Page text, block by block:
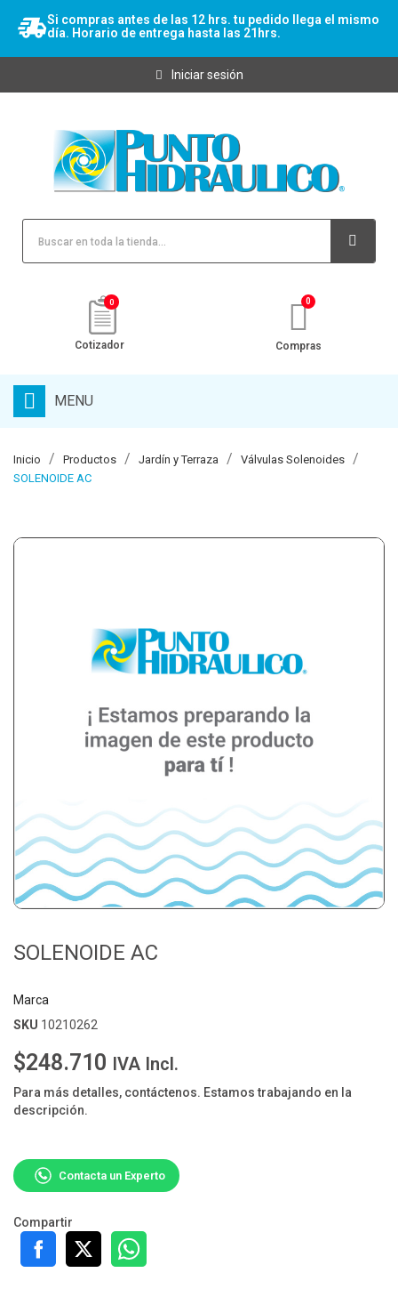
Si compras antes de las 12 hrs. tu pedido llega el mismo
día. Horario de entrega hasta las 21hrs.
Iniciar sesión
0
Cotizador Compras
MENU
Inicio Productos Jardín y Terraza
Válvulas Solenoides
SOLENOIDE AC
SOLENOIDE AC
Marca
SKU 10210262
$248.710 IVA Incl.
Para más detalles, contáctenos. Estamos trabajando en la
descripción.
Contacta un Experto
Compartir